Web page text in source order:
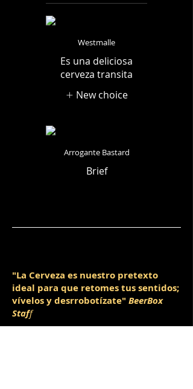
Westmalle
Es una deliciosa
cerveza transita
New choice
Arrogante Bastard
Brief
"La Cerveza es nuestro pretexto
ideal para que retomes tus sentidos;
vívelos y desrrobotízate" BeerBox
Staff